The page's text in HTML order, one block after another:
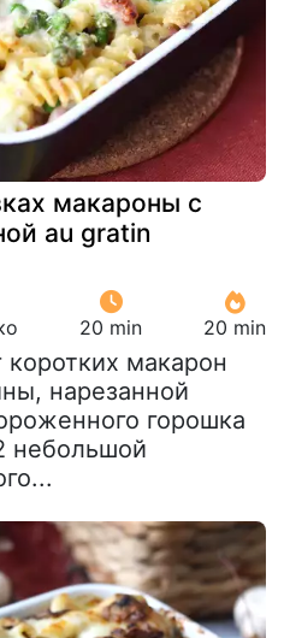
макароны с
au gratin
20 min 20 min
коротких макарон
нарезанной
горошка
небольшой